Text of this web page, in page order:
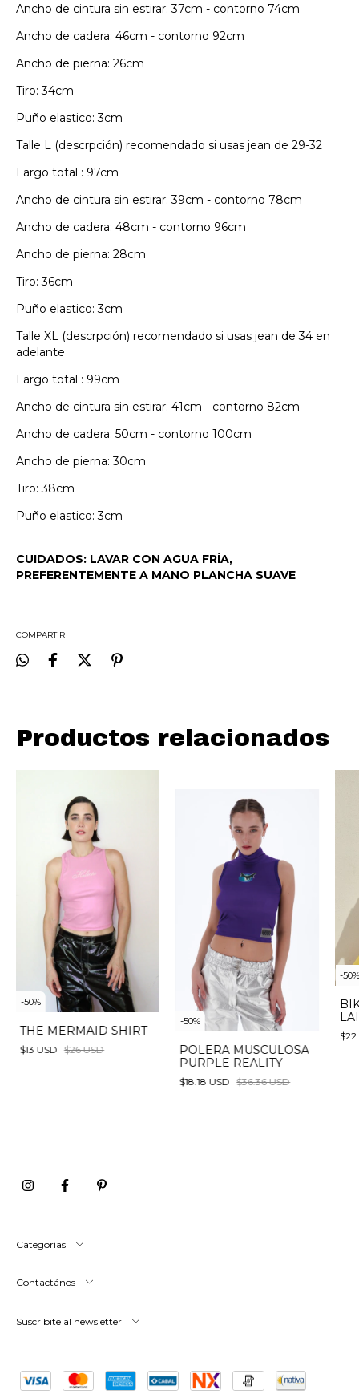
Ancho de cintura sin estirar: 37cm - contorno 74cm
Ancho de cadera: 46cm - contorno 92cm
Ancho de pierna: 26cm
Tiro: 34cm
Puño elastico: 3cm
Talle L (descrpción) recomendado si usas jean de 29-32
Largo total : 97cm
Ancho de cintura sin estirar: 39cm - contorno 78cm
Ancho de cadera: 48cm - contorno 96cm
Ancho de pierna: 28cm
Tiro: 36cm
Puño elastico: 3cm
Talle XL (descrpción) recomendado si usas jean de 34 en
adelante
Largo total : 99cm
Ancho de cintura sin estirar: 41cm - contorno 82cm
Ancho de cadera: 50cm - contorno 100cm
Ancho de pierna: 30cm
Tiro: 38cm
Puño elastico: 3cm
CUIDADOS: LAVAR CON AGUA FRÍA,
PREFERENTEMENTE A MANO PLANCHA SUAVE
COMPARTIR
Productos relacionados
-50%
THE MERMAID SHIRT
$13 USD $26 USD
-50%
POLERA MUSCULOSA
PURPLE REALITY
$18.18 USD $36.36 USD
-50
Categorías
Contactános
Suscribite al newsletter